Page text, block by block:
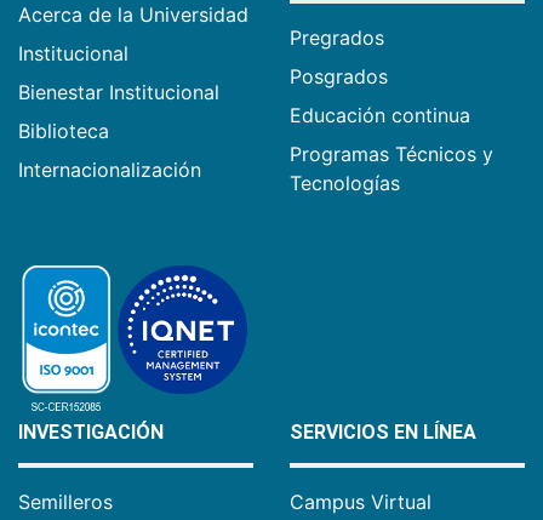
Acerca de la Universidad
Institucional
Bienestar Institucional
Biblioteca
Internacionalización
Pregrados
Posgrados
Educación continua
Programas Técnicos y
Tecnologías
INVESTIGACIÓN
Semilleros
SERVICIOS EN LÍNEA
Campus Virtual